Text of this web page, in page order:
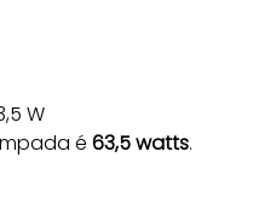
W
é 63,5 watts.